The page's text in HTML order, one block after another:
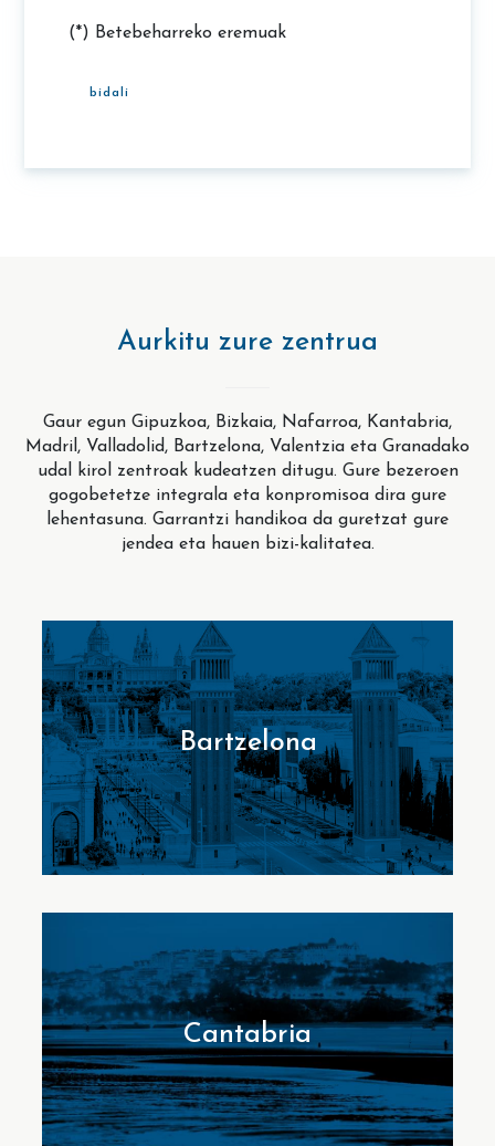
(*) Betebeharreko eremuak
Aurkitu zure zentrua
Gaur egun Gipuzkoa, Bizkaia, Nafarroa, Kantabria,
Madril, Valladolid, Bartzelona, Valentzia eta Granadako
udal kirol zentroak kudeatzen ditugu. Gure bezeroen
gogobetetze integrala eta konpromisoa dira gure
lehentasuna. Garrantzi handikoa da guretzat gure
jendea eta hauen bizi-kalitatea.
Bartzelona
Cantabria